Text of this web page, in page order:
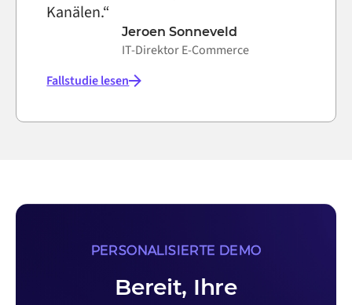
Kanälen.“
Jeroen Sonneveld
IT-Direktor E-Commerce
Fallstudie lesen
PERSONALISIERTE DEMO
Bereit, Ihre